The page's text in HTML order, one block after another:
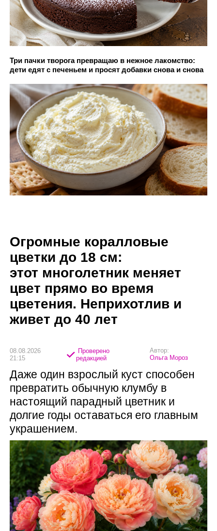
Три пачки творога превращаю в нежное лакомство:
дети едят с печеньем и просят добавки снова и снова
Огромные коралловые
цветки до 18 см:
этот многолетник меняет
цвет прямо во время
цветения. Неприхотлив и
живет до 40 лет
08.08.2026
21:15
Проверено
редакцией
Автор:
Ольга Мороз
Даже один взрослый куст способен
превратить обычную клумбу в
настоящий парадный цветник и
долгие годы оставаться его главным
украшением.